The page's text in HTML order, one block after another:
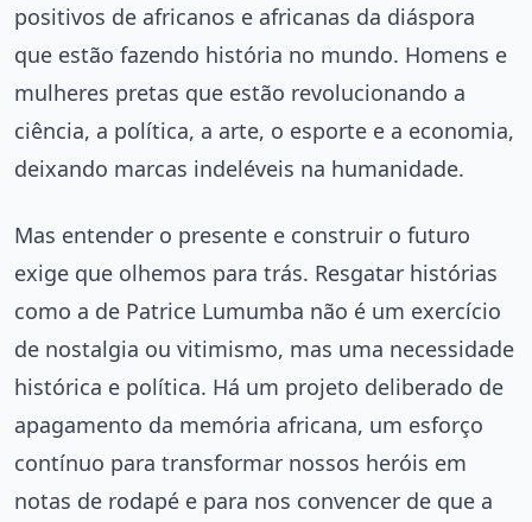
positivos de africanos e africanas da diáspora
que estão fazendo história no mundo. Homens e
mulheres pretas que estão revolucionando a
ciência, a política, a arte, o esporte e a economia,
deixando marcas indeléveis na humanidade.
Mas entender o presente e construir o futuro
exige que olhemos para trás. Resgatar histórias
como a de Patrice Lumumba não é um exercício
de nostalgia ou vitimismo, mas uma necessidade
histórica e política. Há um projeto deliberado de
apagamento da memória africana, um esforço
contínuo para transformar nossos heróis em
notas de rodapé e para nos convencer de que a